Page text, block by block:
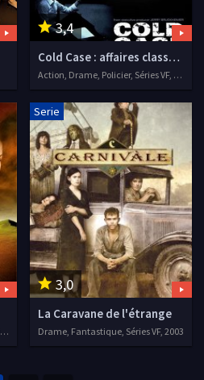
3,4
Cold Case : affaires classées
Action, Drame, Policier, Séries VF, 2003
Drame, Fantastique, Science fiction, Séries VF, 2003
3,0
Serie
La Caravane de l'étrange
Drame, Fantastique, Séries VF, 2003